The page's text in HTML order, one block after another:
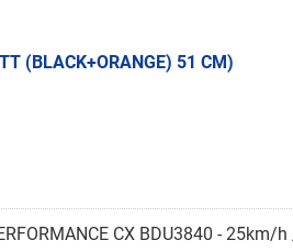
(BLACK+ORANGE) 51 CM)
CX BDU3840 - 25km/